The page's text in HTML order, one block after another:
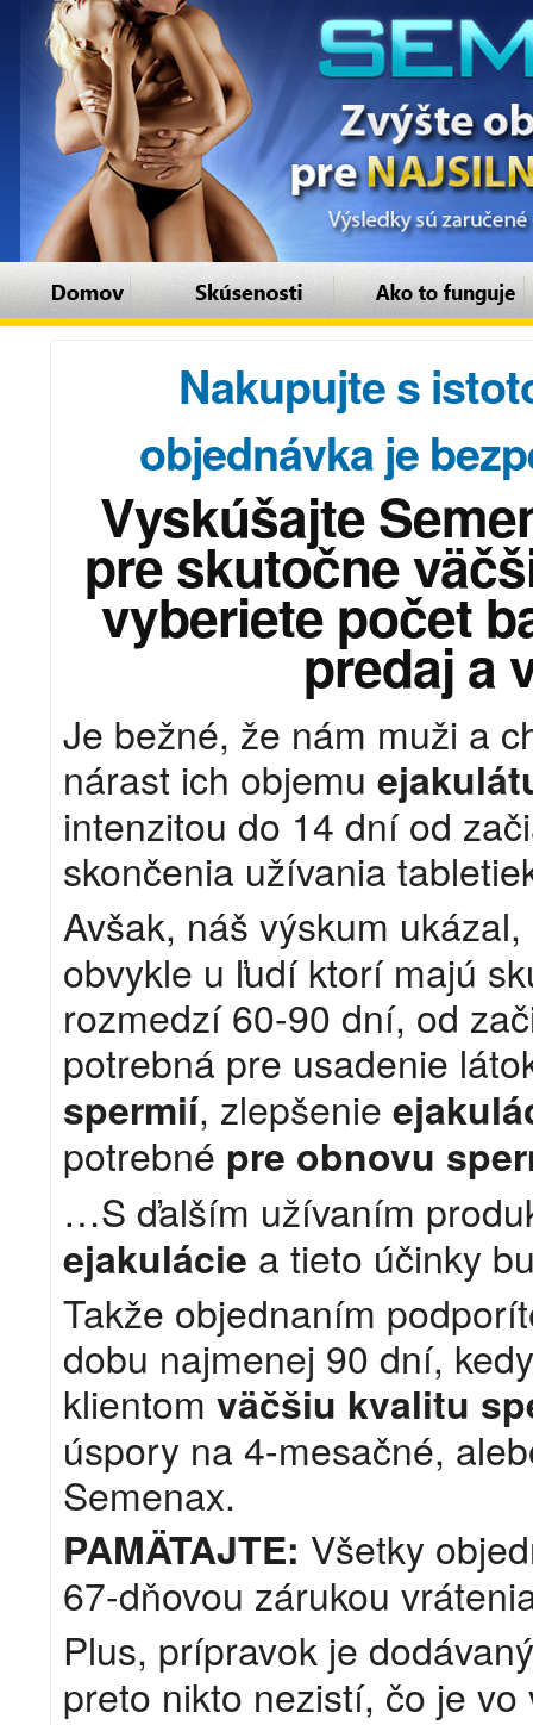
Nakupujte s
objednávka je
Vyskúšajte
pre skutočne
vyberiete počet
predaj a
Je bežné, že nám muži a
nárast ich objemu
intenzitou do 14 dní od
skončenia užívania
Avšak, náš výskum
obvykle u ľudí ktorí majú
rozmedzí 60-90 dní, od
potrebná pre usadenie
spermií, zlepšenie
potrebné pre obnovu
…S ďalším užívaním
ejakulácie a tieto účinky
Takže objednaním
dobu najmenej 90 dní,
klientom väčšiu kvalitu
úspory na 4-mesačné,
Semenax.
PAMÄTAJTE: Všetky
67-dňovou zárukou
Plus, prípravok je
preto nikto nezistí, čo je